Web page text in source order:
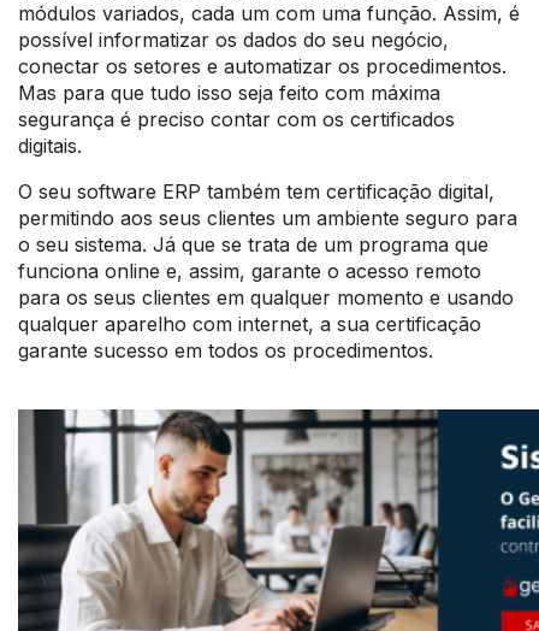
módulos variados, cada um com uma função. Assim, é
possível informatizar os dados do seu negócio,
conectar os setores e automatizar os procedimentos.
Mas para que tudo isso seja feito com máxima
segurança é preciso contar com os certificados
digitais.
O seu software ERP também tem certificação digital,
permitindo aos seus clientes um ambiente seguro para
o seu sistema. Já que se trata de um programa que
funciona online e, assim, garante o acesso remoto
para os seus clientes em qualquer momento e usando
qualquer aparelho com internet, a sua certificação
garante sucesso em todos os procedimentos.